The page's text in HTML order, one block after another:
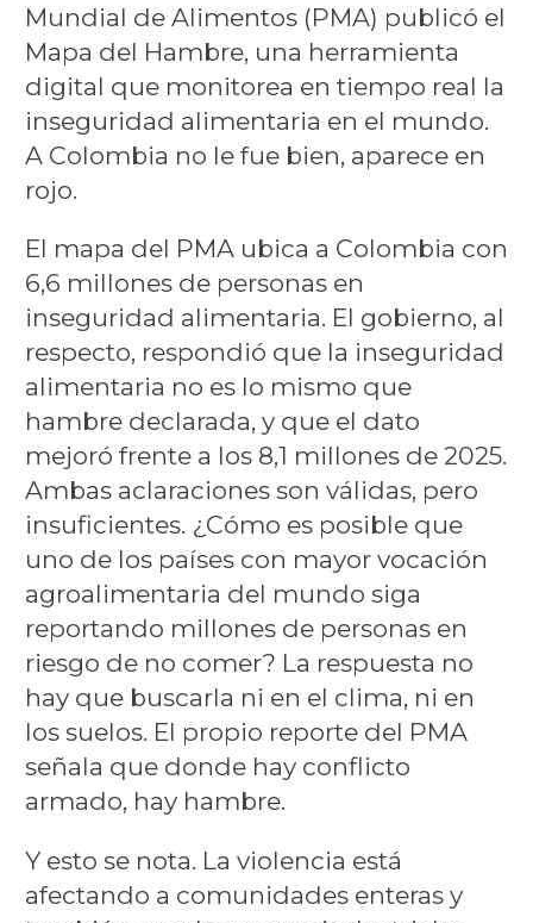
Mundial de Alimentos (PMA) publicó el
Mapa del Hambre, una herramienta
digital que monitorea en tiempo real la
inseguridad alimentaria en el mundo.
A Colombia no le fue bien, aparece en
rojo.
El mapa del PMA ubica a Colombia con
6,6 millones de personas en
inseguridad alimentaria. El gobierno, al
respecto, respondió que la inseguridad
alimentaria no es lo mismo que
hambre declarada, y que el dato
mejoró frente a los 8,1 millones de 2025.
Ambas aclaraciones son válidas, pero
insuficientes. ¿Cómo es posible que
uno de los países con mayor vocación
agroalimentaria del mundo siga
reportando millones de personas en
riesgo de no comer? La respuesta no
hay que buscarla ni en el clima, ni en
los suelos. El propio reporte del PMA
señala que donde hay conflicto
armado, hay hambre.
Y esto se nota. La violencia está
afectando a comunidades enteras y